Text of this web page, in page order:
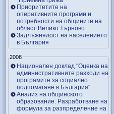
Приоритетите на
оперативните програми и
потребности на общините на
област Велико Търново
Задлъжнялост на населението
в България
2008
Национален доклад "Оценка на
административните разходи на
програмите за социално
подпомагане в България"
Анализ на общинското
образование. Разработване на
формула за разпределение на